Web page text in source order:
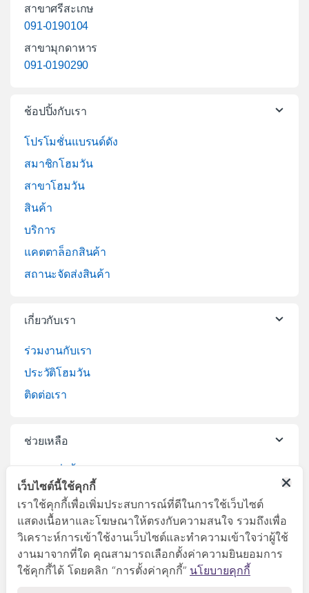
สาขาศรีสะเกษ
091-0190104
สาขามุกดาหาร
091-0190290
ช้อปปิ้งกับเรา
โปรโมชั่นแบรนด์ดัง
สมาชิกโฮมวัน
สาขาโฮมวัน
สินค้า
บริการ
แคตตาล็อกสินค้า
สถานะจัดส่งสินค้า
เกี่ยวกับเรา
ร่วมงานกับเรา
ประวัติโฮมวัน
ติดต่อเรา
ช่วยเหลือ
บริการจัดส่งสินค้า
เปลี่ยนคืนสินค้า
เว็บไซต์นี้ใช้คุกกี้
เราใช้คุกกี้เพื่อเพิ่มประสบการณ์ที่ดีในการใช้เว็บไซต์
แสดงเนื้อหาและโฆษณาให้ตรงกับความสนใจ รวมถึงเพื่อ
วิเคราะห์การเข้าใช้งานเว็บไซต์และทำความเข้าใจว่าผู้ใช้
งานมาจากที่ใด คุณสามารถเลือกตั้งค่าความยินยอมการ
ใช้คุกกี้ได้ โดยคลิก “การตั้งค่าคุกกี้” นโยบายคุกกี้